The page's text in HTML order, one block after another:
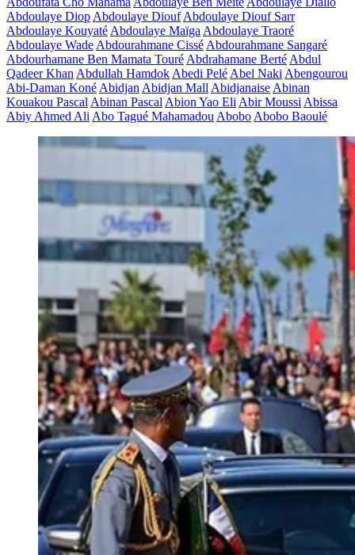
Abdoulaye Diop Abdoulaye Diouf Abdoulaye Diouf Sarr
Abdoulaye Kouyaté Abdoulaye Maïga Abdoulaye Traoré
Abdoulaye Wade Abdourahmane Cissé Abdourahmane Sangaré
Abdourhamane Ben Mamata Touré Abdrahamane Berté Abdul
Qadeer Khan Abdullah Hamdok Abedi Pelé Abel Naki Abengourou
Abi-Daman Koné Abidjan Abidjan Mall Abidjanaise Abinan
Kouakou Pascal Abinan Pascal Abion Yao Eli Abir Moussi Abissa
Abiy Ahmed Ali Abo Tagué Mahamadou Abobo Abobo Baoulé